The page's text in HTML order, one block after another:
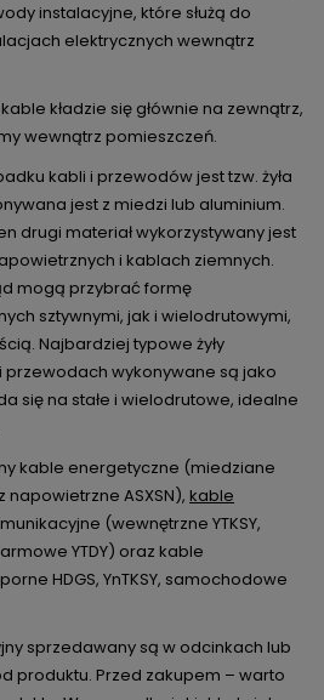
instalacyjne, które służą do
elektrycznych wewnątrz
kładzie się głównie na zewnątrz,
wewnątrz pomieszczeń.
kabli i przewodów jest tzw. żyła
jest z miedzi lub aluminium.
drugi materiał wykorzystywany jest
i kablach ziemnych.
mogą przybrać formę
sztywnymi, jak i wielodrutowymi,
Najbardziej typowe żyły
wykonywane są jako
się na stałe i wielodrutowe, idealne
kable energetyczne (miedziane
napowietrzne ASXSN), kable
(wewnętrzne YTKSY,
YTDY) oraz kable
HDGS, YnTKSY, samochodowe
sprzedawany są w odcinkach lub
produktu. Przed zakupem – warto